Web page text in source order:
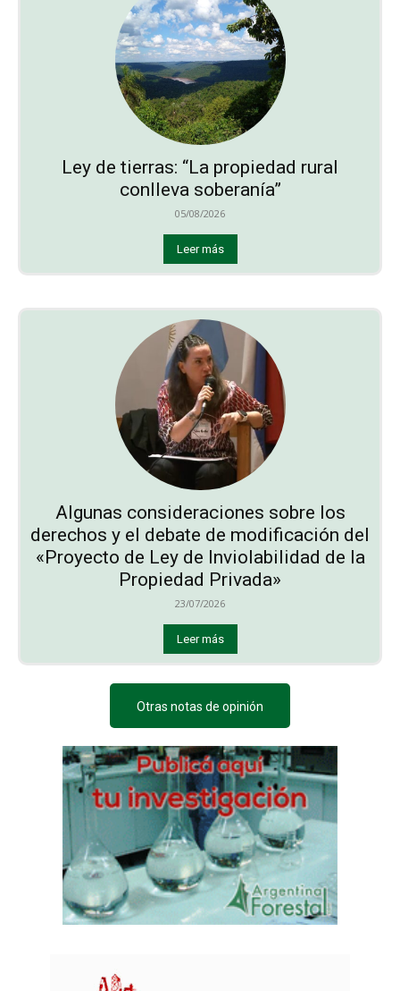
Ley de tierras: “La propiedad rural
conlleva soberanía”
05/08/2026
Leer más
Algunas consideraciones sobre los
derechos y el debate de modificación del
«Proyecto de Ley de Inviolabilidad de la
Propiedad Privada»
23/07/2026
Leer más
Otras notas de opinión